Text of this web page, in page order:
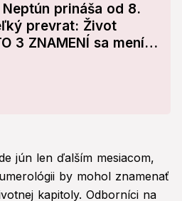
prináša od 8.
prevrat: Život
3 ZNAMENÍ sa mení
jún len ďalším mesiacom,
by mohol znamenať
kapitoly. Odborníci na